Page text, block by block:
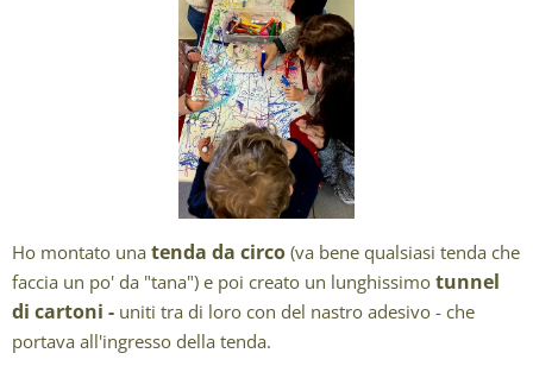
Ho montato una tenda da circo (va bene qualsiasi tenda che
faccia un po' da "tana") e poi creato un lunghissimo tunnel
di cartoni - uniti tra di loro con del nastro adesivo - che
portava all'ingresso della tenda.